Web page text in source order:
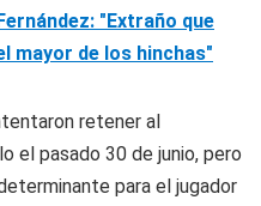
"Extraño que
mayor de los hinchas"
retener al
el pasado 30 de junio, pero
para el jugador